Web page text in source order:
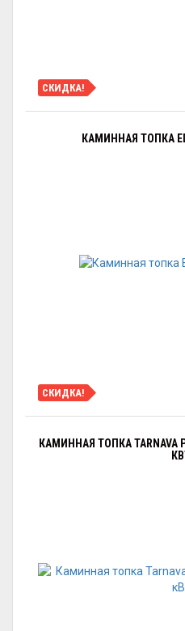
СКИДКА!
КАМИННАЯ ТОПКА
СКИДКА!
КАМИННАЯ ТОПКА TARNAVA